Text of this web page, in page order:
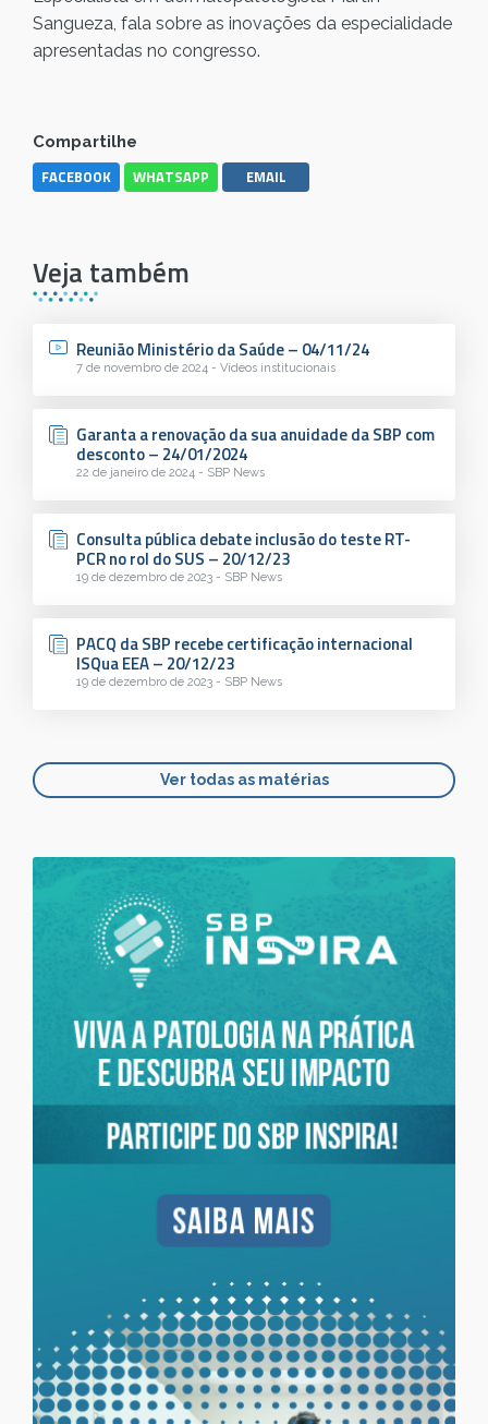
Sangueza, fala sobre as inovações da especialidade
apresentadas no congresso.
Compartilhe
FACEBOOK WHATSAPP EMAIL
Veja também
Reunião Ministério da Saúde – 04/11/24
7 de novembro de 2024 - Vídeos institucionais
Garanta a renovação da sua anuidade da SBP com
desconto – 24/01/2024
22 de janeiro de 2024 - SBP News
Consulta pública debate inclusão do teste RT-
PCR no rol do SUS – 20/12/23
19 de dezembro de 2023 - SBP News
PACQ da SBP recebe certificação internacional
ISQua EEA – 20/12/23
19 de dezembro de 2023 - SBP News
Ver todas as matérias